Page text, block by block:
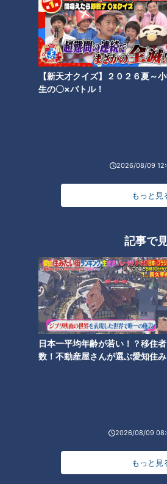
【新天才クイズ】２０２６夏～
生の〇×バトル！
2026/08/09
もっと見
記事で
日本一平均年齢が若い！？移住
数！不動産屋さんが選ぶ愛知住み
2026/08/09
もっと見
オススメ関連コンテンツ
店の味が一堂に集結する韓国グ
ルメも コスパ最強の新店肉グル
ュラ
作ラ
マグ
東京の大人気店「蒙古タンメン
中本」が東海地方に初上陸！激